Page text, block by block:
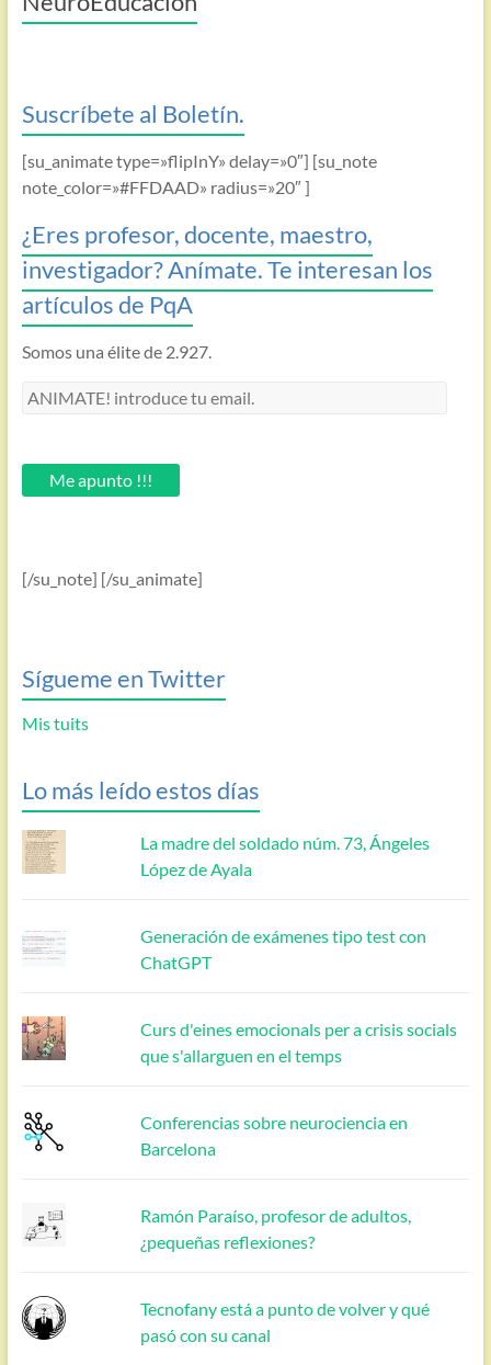
Suscríbete al Boletín.
[su_animate type=»flipInY» delay=»0″] [su_note
note_color=»#FFDAAD» radius=»20″ ]
¿Eres profesor, docente, maestro,
investigador? Anímate. Te interesan los
artículos de PqA
Somos una élite de 2.927.
ANIMATE!
email.Me apunto !!!
[/su_note] [/su_animate]
Sígueme en Twitter
Mis tuits
Lo más leído estos días
La madre del soldado núm. 73, Ángeles
López de Ayala
Generación de exámenes tipo test con
ChatGPT
Curs d'eines emocionals per a crisis socials
que s'allarguen en el temps
Conferencias sobre neurociencia en
Barcelona
Ramón Paraíso, profesor de adultos,
¿pequeñas reflexiones?
Tecnofany está a punto de volver y qué
pasó con su canal